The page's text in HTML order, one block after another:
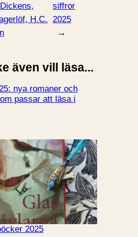
H.C.
siffror
2025
→
även vill läsa...
nya romaner och
passar att läsa i
2025